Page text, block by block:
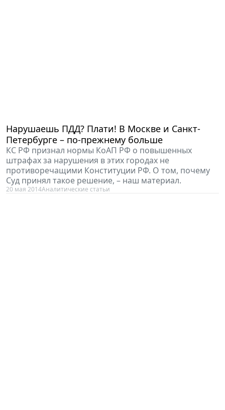
Нарушаешь ПДД? Плати! В Москве и Санкт-
Петербурге – по-прежнему больше
КС РФ признал нормы КоАП РФ о повышенных
штрафах за нарушения в этих городах не
противоречащими Конституции РФ. О том, почему
Суд принял такое решение, – наш материал.
20 мая 2014Аналитические статьи